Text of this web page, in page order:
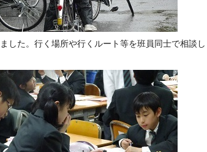
た。行く場所や行くルート等を班員同士で相談し